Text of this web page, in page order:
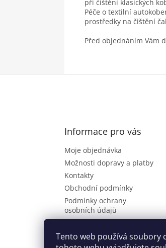
Tento web používá soubory
při čištění klasických
Péče o textilní
prostředky na čištění
Před objednáním Vám
Informace pro vás
Moje objednávka
Možnosti dopravy a platby
Kontakty
Obchodní podmínky
Podmínky ochrany
osobních údajů
Vrácení zboží